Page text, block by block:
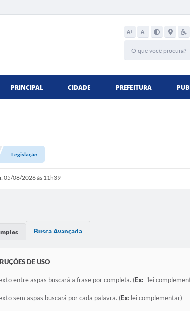
A+ A-
PRINCIPAL CIDADE PREFEITURA
Legislação
05/08/2026 às 11h39
Busca Avançada
DE USO
entre aspas buscará a frase por completa. (Ex: "lei
sem aspas buscará por cada palavra. (Ex: lei complementar)